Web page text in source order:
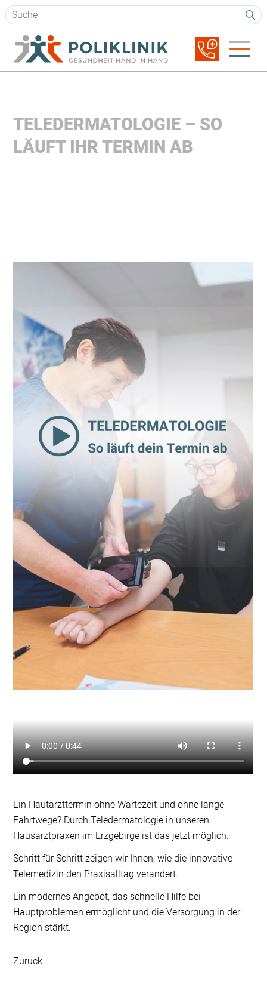
Suchbegriffe
Navigation
überspringen
TELEDERMATOLOGIE – SO
LÄUFT IHR TERMIN AB
Ein Hautarzttermin ohne Wartezeit und ohne lange
Fahrtwege? Durch Teledermatologie in unseren
Hausarztpraxen im Erzgebirge ist das jetzt möglich.
Schritt für Schritt zeigen wir Ihnen, wie die innovative
Telemedizin den Praxisalltag verändert.
Ein modernes Angebot, das schnelle Hilfe bei
Hauptproblemen ermöglicht und die Versorgung in der
Region stärkt.
Zurück